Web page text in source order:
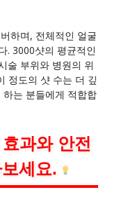
하며, 전체적인 얼굴
. 3000샷의 평균적인
술 부위와 병원의 위
정도의 샷 수는 더 깊
는 분들에게 적합합
과와 안전
세요.